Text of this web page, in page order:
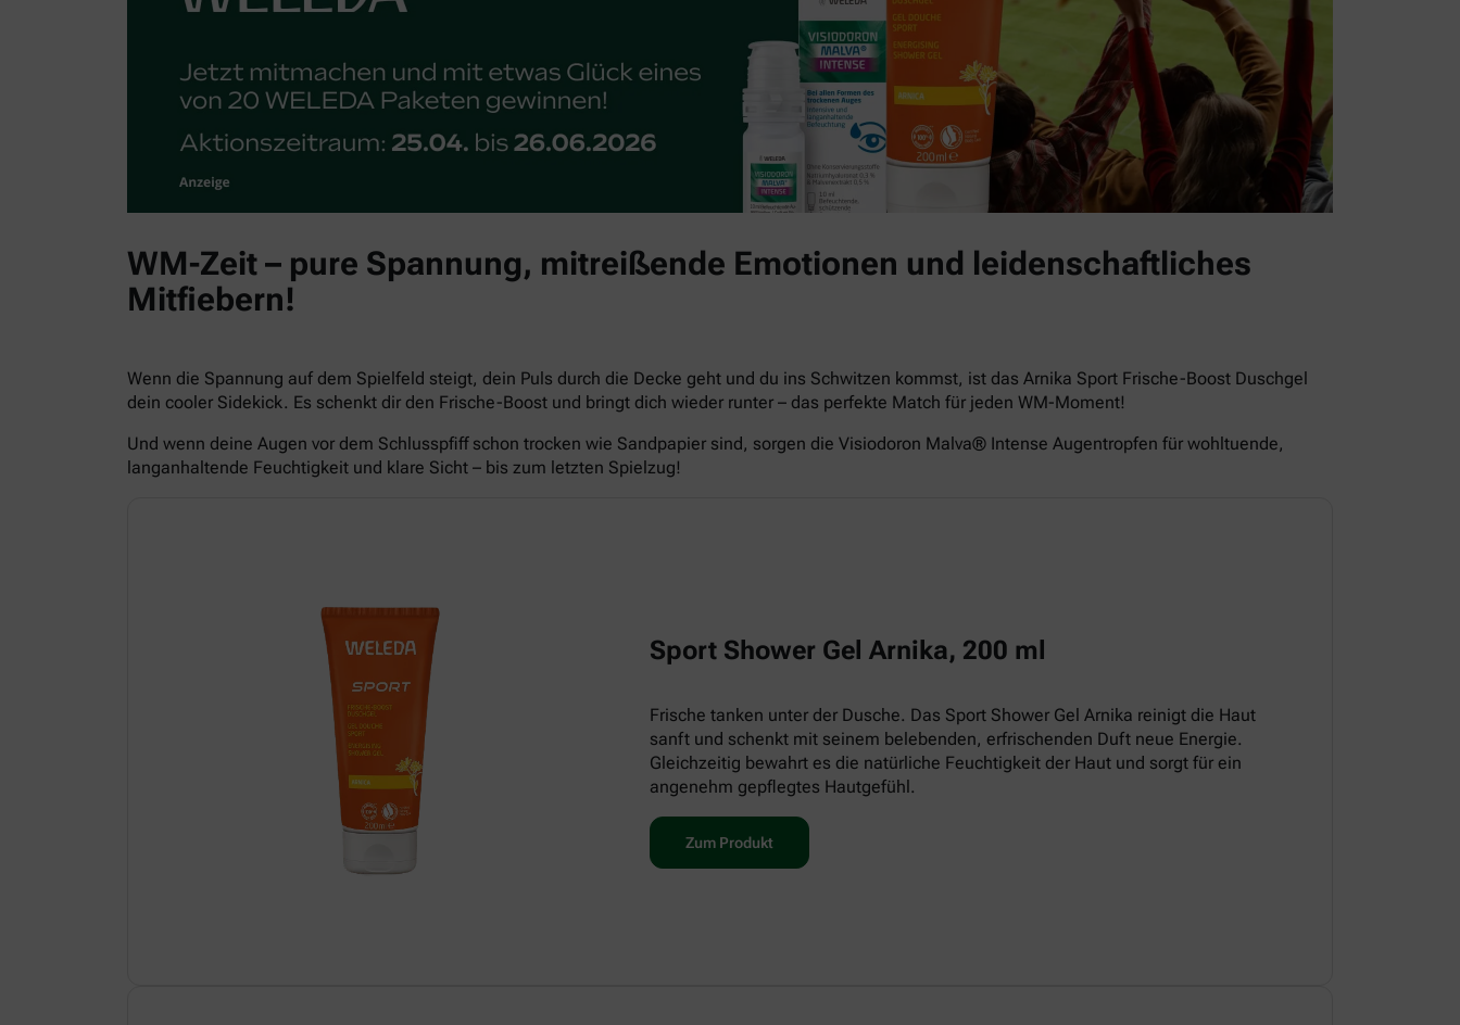
WM-Zeit – pure Spannung, mitreißende Emotionen und leidenschaftliches
Mitfiebern!
Wenn die Spannung auf dem Spielfeld steigt, dein Puls durch die Decke geht und du ins Schwitzen kommst, ist das Arnika Sport Frische-Boost Duschgel
dein cooler Sidekick. Es schenkt dir den Frische-Boost und bringt dich wieder runter – das perfekte Match für jeden WM-Moment!
Und wenn deine Augen vor dem Schlusspfiff schon trocken wie Sandpapier sind, sorgen die Visiodoron Malva® Intense Augentropfen für wohltuende,
langanhaltende Feuchtigkeit und klare Sicht – bis zum letzten Spielzug!
Sport Shower Gel Arnika, 200 ml
Frische tanken unter der Dusche. Das Sport Shower Gel Arnika reinigt die Haut
sanft und schenkt mit seinem belebenden, erfrischenden Duft neue Energie.
Gleichzeitig bewahrt es die natürliche Feuchtigkeit der Haut und sorgt für ein
angenehm gepflegtes Hautgefühl.
Zum Produkt